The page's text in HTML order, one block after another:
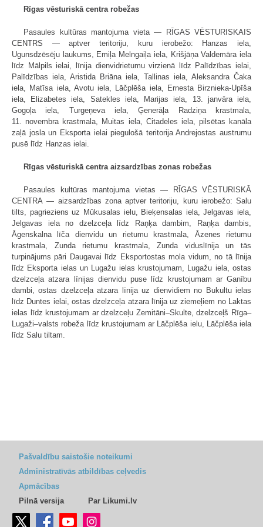
Rīgas vēsturiskā centra robežas
Pasaules kultūras mantojuma vieta — RĪGAS VĒSTURISKAIS
CENTRS — aptver teritoriju, kuru ierobežo: Hanzas iela,
Ugunsdzēsēju laukums, Emiļa Melngaiļa iela, Krišjāņa Valdemāra iela
līdz Mālpils ielai, līnija dienvidrietumu virzienā līdz Palīdzības ielai,
Palīdzības iela, Aristida Briāna iela, Tallinas iela, Aleksandra Čaka
iela, Matīsa iela, Avotu iela, Lāčplēša iela, Ernesta Birznieka-Upīša
iela, Elizabetes iela, Satekles iela, Marijas iela, 13. janvāra iela,
Gogoļa iela, Turgeņeva iela, Ģenerāļa Radziņa krastmala,
11. novembra krastmala, Muitas iela, Citadeles iela, pilsētas kanāla
zaļā josla un Eksporta ielai piegulošā teritorija Andrejostas austrumu
pusē līdz Hanzas ielai.
Rīgas vēsturiskā centra aizsardzības zonas robežas
Pasaules kultūras mantojuma vietas — RĪGAS VĒSTURISKĀ
CENTRA — aizsardzības zona aptver teritoriju, kuru ierobežo: Salu
tilts, pagrieziens uz Mūkusalas ielu, Bieķensalas iela, Jelgavas iela,
Jelgavas iela no dzelzceļa līdz Raņķa dambim, Raņķa dambis,
Āgenskalna līča dienvidu un rietumu krastmala, Āzenes rietumu
krastmala, Zunda rietumu krastmala, Zunda viduslīnija un tās
turpinājums pāri Daugavai līdz Eksportostas mola vidum, no tā līnija
līdz Eksporta ielas un Lugažu ielas krustojumam, Lugažu iela, ostas
dzelzceļa atzara līnijas dienvidu puse līdz krustojumam ar Ganību
dambi, ostas dzelzceļa atzara līnija uz dienvidiem no Bukultu ielas
līdz Duntes ielai, ostas dzelzceļa atzara līnija uz ziemeļiem no Laktas
ielas līdz krustojumam ar dzelzceļu Zemitāni–Skulte, dzelzceļš Rīga–
Lugaži–valsts robeža līdz krustojumam ar Lāčplēša ielu, Lāčplēša iela
līdz Salu tiltam.
Pašvaldību saistošie noteikumi
Administratīvās atbildības ceļvedis
Apmācības
Pilnā versija
Par Likumi.lv